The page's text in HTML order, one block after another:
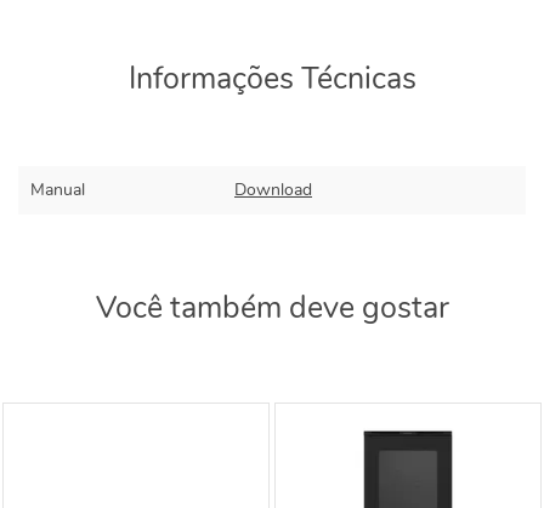
Informações Técnicas
Manual Download
Você também deve gostar